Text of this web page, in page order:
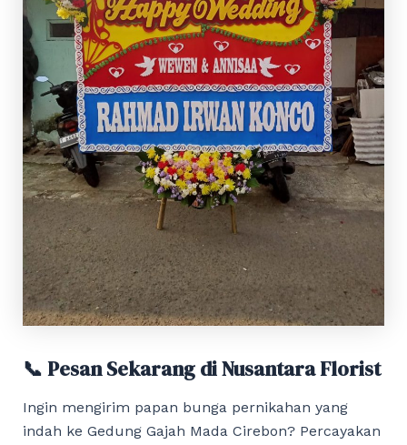
📞 Pesan Sekarang di Nusantara Florist
Ingin mengirim papan bunga pernikahan yang
indah ke Gedung Gajah Mada Cirebon? Percayakan